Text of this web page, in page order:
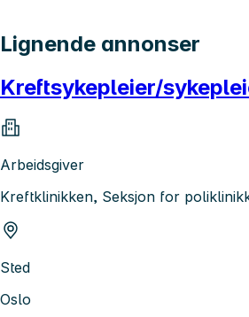
Lignende annonser
Kreftsykepleier/
Arbeidsgiver
Kreftklinikken, Seksjon for
Sted
Oslo